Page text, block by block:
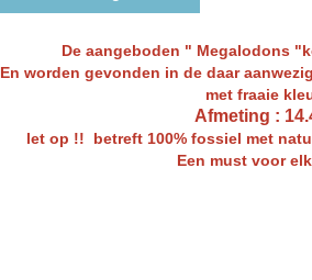
De aangeboden " Megalodons
En worden gevonden in de daar
met fraaie
Afmeting :
let op !! betreft 100% fossiel met
Een must voor